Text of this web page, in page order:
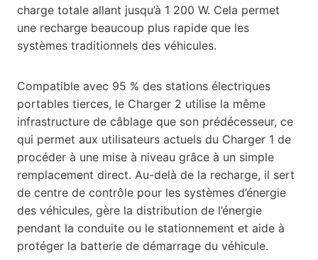
charge totale allant jusqu’à 1 200 W. Cela permet
une recharge beaucoup plus rapide que les
systèmes traditionnels des véhicules.
Compatible avec 95 % des stations électriques
portables tierces, le Charger 2 utilise la même
infrastructure de câblage que son prédécesseur, ce
qui permet aux utilisateurs actuels du Charger 1 de
procéder à une mise à niveau grâce à un simple
remplacement direct. Au-delà de la recharge, il sert
de centre de contrôle pour les systèmes d’énergie
des véhicules, gère la distribution de l’énergie
pendant la conduite ou le stationnement et aide à
protéger la batterie de démarrage du véhicule.